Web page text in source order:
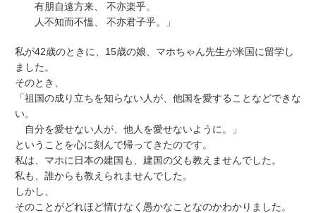
有朋自遠方来、 不亦楽乎。
人不知而不慍、 不亦君子乎。」
私が42歳のときに、15歳の娘、マホちゃん先生が米国に留学し
ました。
そのとき、
「祖国の成り立ちを知らない人が、他国を愛することなどできな
い。
自分を愛せない人が、他人を愛せないように。」
ということを心に刻んで帰ってきたのです。
私は、マホに日本の建国も、建国の父も教えませんでした。
私も、誰からも教えられませんでした。
しかし、
そのことがどれほど情けなく愚かなことなのかわかりました。